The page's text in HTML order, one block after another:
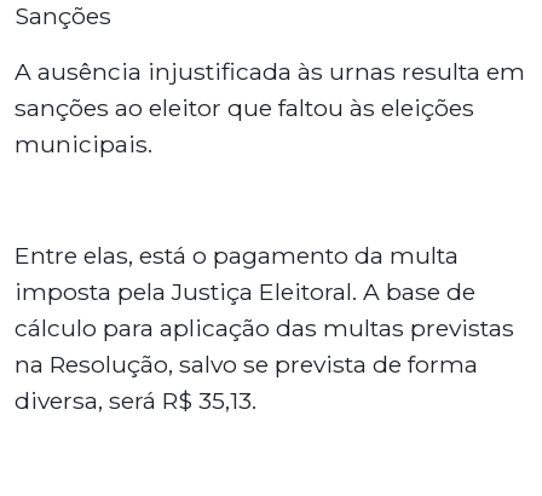
Sanções
A ausência injustificada às urnas resulta em
sanções ao eleitor que faltou às eleições
municipais.
Entre elas, está o pagamento da multa
imposta pela Justiça Eleitoral. A base de
cálculo para aplicação das multas previstas
na Resolução, salvo se prevista de forma
diversa, será R$ 35,13.